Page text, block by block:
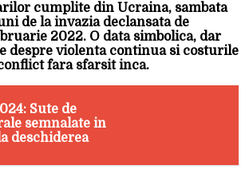
cumplite din Ucraina, sambata
de la invazia declansata de
2022. O data simbolica, dar
despre violenta continua si costurile
fara sfarsit inca.
Sute de
semnalate in
deschiderea